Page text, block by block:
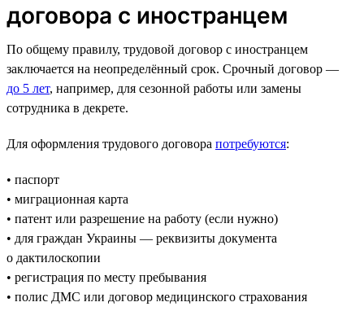
договора с иностранцем
По общему правилу, трудовой договор с иностранцем
заключается на неопределённый срок. Срочный договор —
до 5 лет, например, для сезонной работы или замены
сотрудника в декрете.
Для оформления трудового договора потребуются:
• паспорт
• миграционная карта
• патент или разрешение на работу (если нужно)
• для граждан Украины — реквизиты документа
о дактилоскопии
• регистрация по месту пребывания
• полис ДМС или договор медицинского страхования